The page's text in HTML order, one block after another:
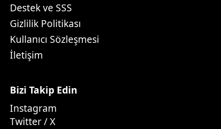
Destek ve SSS
Gizlilik Politikası
Kullanıcı Sözleşmesi
İletişim
Bizi Takip Edin
Instagram
Twitter / X